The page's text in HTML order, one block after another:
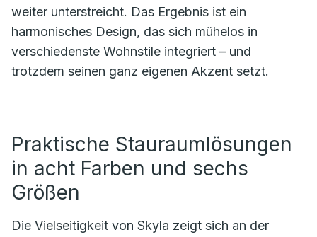
weiter unterstreicht. Das Ergebnis ist ein
harmonisches Design, das sich mühelos in
verschiedenste Wohnstile integriert – und
trotzdem seinen ganz eigenen Akzent setzt.
Praktische Stauraumlösungen
in acht Farben und sechs
Größen
Die Vielseitigkeit von Skyla zeigt sich an der